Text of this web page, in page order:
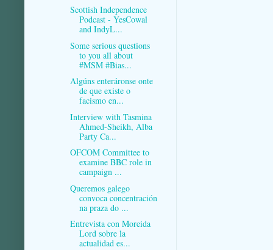
Scottish Independence
Podcast - YesCowal
and IndyL...
Some serious questions
to you all about
#MSM #Bias...
Algúns enteráronse onte
de que existe o
facismo en...
Interview with Tasmina
Ahmed-Sheikh, Alba
Party Ca...
OFCOM Committee to
examine BBC role in
campaign ...
Queremos galego
convoca concentración
na praza do ...
Entrevista con Moreida
Lord sobre la
actualidad es...